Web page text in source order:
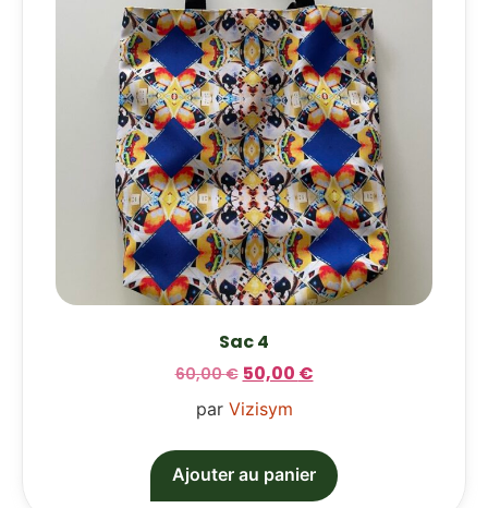
Sac 4
60,00€ 50,00 €
par Vizisym
Ajouter au panier